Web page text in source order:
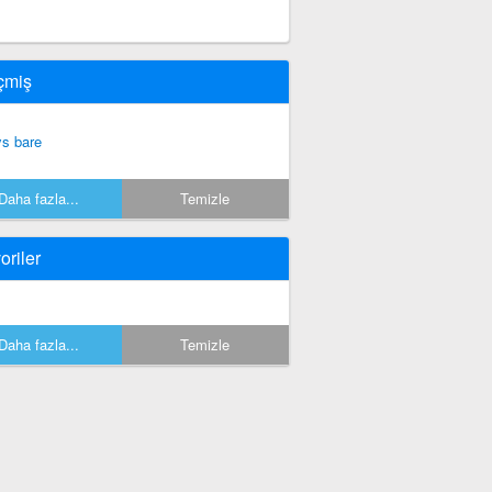
bare
Daha fazla... Temizle
Daha fazla... Temizle